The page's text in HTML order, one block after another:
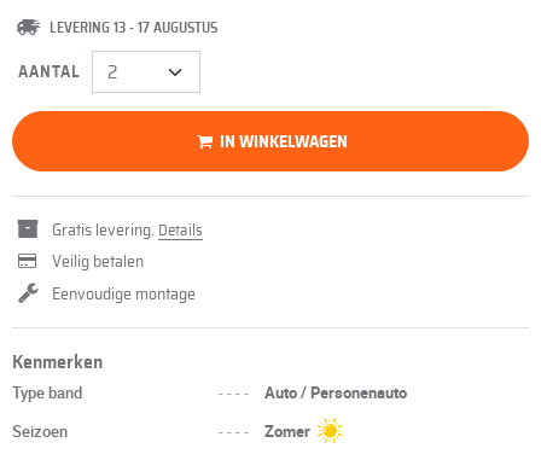
LEVERING 13 - 17 AUGUSTUS
AANTAL
IN WINKELWAGEN
Gratis levering. Details
Veilig betalen
Eenvoudige montage
Kenmerken
Type band ----
Auto / Personenauto
Seizoen
----
Zomer